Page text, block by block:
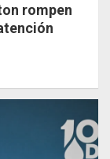
rompen